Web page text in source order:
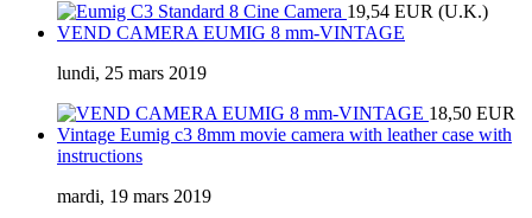
19,54 EUR (U.K.)
VEND CAMERA EUMIG 8 mm-VINTAGE
lundi, 25 mars 2019
18,50 EUR
Vintage Eumig c3 8mm movie camera with leather case with
instructions
mardi, 19 mars 2019